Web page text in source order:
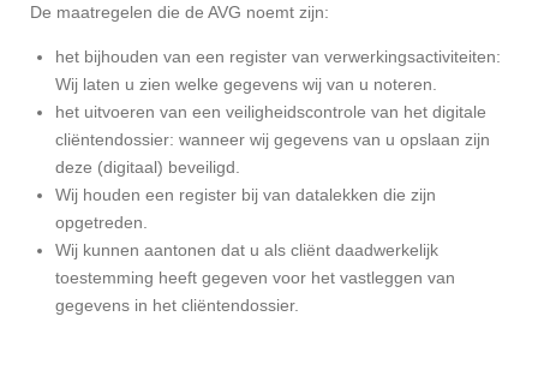
De maatregelen die de AVG noemt zijn:
het bijhouden van een register van verwerkingsactiviteiten:
Wij laten u zien welke gegevens wij van u noteren.
het uitvoeren van een veiligheidscontrole van het digitale
cliëntendossier: wanneer wij gegevens van u opslaan zijn
deze (digitaal) beveiligd.
Wij houden een register bij van datalekken die zijn
opgetreden.
Wij kunnen aantonen dat u als cliënt daadwerkelijk
toestemming heeft gegeven voor het vastleggen van
gegevens in het cliëntendossier.